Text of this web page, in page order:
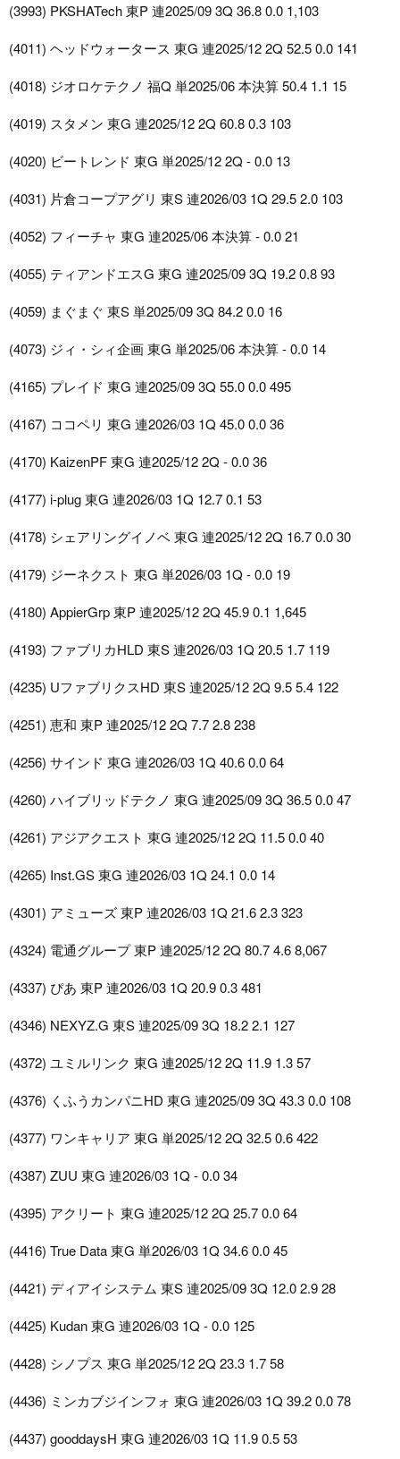
(3993) PKSHATech 東P 連2025/09 3Q 36.8 0.0 1,103
(4011) ヘッドウォータース 東G 連2025/12 2Q 52.5 0.0 141
(4018) ジオロケテクノ 福Q 単2025/06 本決算 50.4 1.1 15
(4019) スタメン 東G 連2025/12 2Q 60.8 0.3 103
(4020) ビートレンド 東G 単2025/12 2Q - 0.0 13
(4031) 片倉コープアグリ 東S 連2026/03 1Q 29.5 2.0 103
(4052) フィーチャ 東G 連2025/06 本決算 - 0.0 21
(4055) ティアンドエスG 東G 連2025/09 3Q 19.2 0.8 93
(4059) まぐまぐ 東S 単2025/09 3Q 84.2 0.0 16
(4073) ジィ・シィ企画 東G 単2025/06 本決算 - 0.0 14
(4165) プレイド 東G 連2025/09 3Q 55.0 0.0 495
(4167) ココペリ 東G 連2026/03 1Q 45.0 0.0 36
(4170) KaizenPF 東G 連2025/12 2Q - 0.0 36
(4177) i-plug 東G 連2026/03 1Q 12.7 0.1 53
(4178) シェアリングイノベ 東G 連2025/12 2Q 16.7 0.0 30
(4179) ジーネクスト 東G 単2026/03 1Q - 0.0 19
(4180) AppierGrp 東P 連2025/12 2Q 45.9 0.1 1,645
(4193) ファブリカHLD 東S 連2026/03 1Q 20.5 1.7 119
(4235) UファブリクスHD 東S 連2025/12 2Q 9.5 5.4 122
(4251) 恵和 東P 連2025/12 2Q 7.7 2.8 238
(4256) サインド 東G 連2026/03 1Q 40.6 0.0 64
(4260) ハイブリッドテクノ 東G 連2025/09 3Q 36.5 0.0 47
(4261) アジアクエスト 東G 連2025/12 2Q 11.5 0.0 40
(4265) Inst.GS 東G 連2026/03 1Q 24.1 0.0 14
(4301) アミューズ 東P 連2026/03 1Q 21.6 2.3 323
(4324) 電通グループ 東P 連2025/12 2Q 80.7 4.6 8,067
(4337) ぴあ 東P 連2026/03 1Q 20.9 0.3 481
(4346) NEXYZ.G 東S 連2025/09 3Q 18.2 2.1 127
(4372) ユミルリンク 東G 連2025/12 2Q 11.9 1.3 57
(4376) くふうカンパニHD 東G 連2025/09 3Q 43.3 0.0 108
(4377) ワンキャリア 東G 単2025/12 2Q 32.5 0.6 422
(4387) ZUU 東G 連2026/03 1Q - 0.0 34
(4395) アクリート 東G 連2025/12 2Q 25.7 0.0 64
(4416) True Data 東G 単2026/03 1Q 34.6 0.0 45
(4421) ディアイシステム 東S 連2025/09 3Q 12.0 2.9 28
(4425) Kudan 東G 連2026/03 1Q - 0.0 125
(4428) シノプス 東G 単2025/12 2Q 23.3 1.7 58
(4436) ミンカブジインフォ 東G 連2026/03 1Q 39.2 0.0 78
(4437) gooddaysH 東G 連2026/03 1Q 11.9 0.5 53